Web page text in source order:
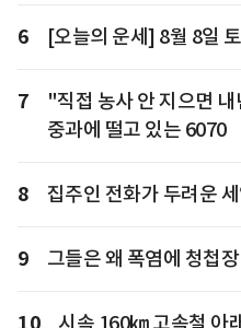
6 [오늘의 운세] 8월 8일
7
"직접 농사 안 지으면
중과에 떨고 있는 6070
8 집주인 전화가 두려운
9 그들은 왜 폭염에 청첩